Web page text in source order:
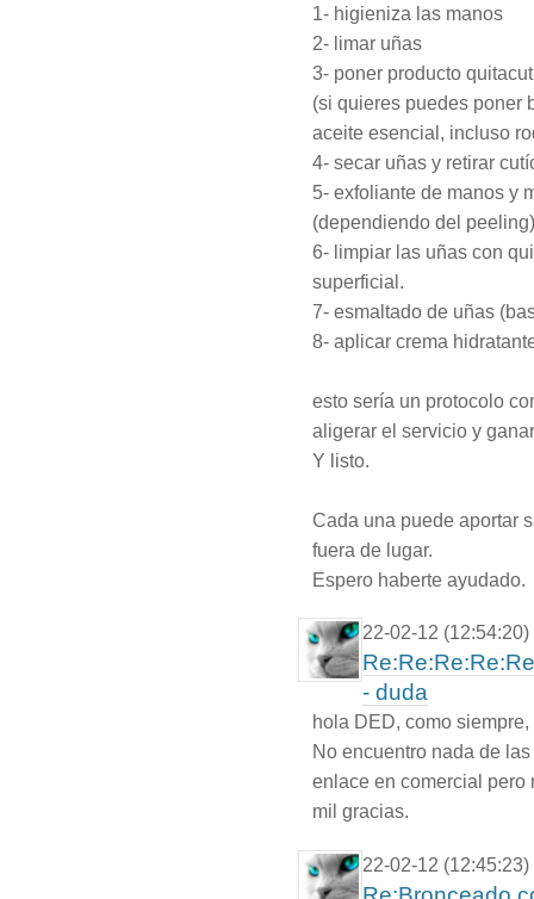
1- higieniza las manos
2- limar uñas
3- poner producto
(si quieres puedes poner
aceite esencial, incluso
4- secar uñas y retirar
5- exfoliante de manos y
(dependiendo del peeling)
6- limpiar las uñas con
superficial.
7- esmaltado de uñas
8- aplicar crema
esto sería un protocolo
aligerar el servicio y
Y listo.
Cada una puede aportar
fuera de lugar.
Espero haberte ayudado.
22-02-12 (12:54:20)
- duda
hola DED, como
No encuentro nada de
enlace en comercial pero
mil gracias.
22-02-12 (12:45:23)